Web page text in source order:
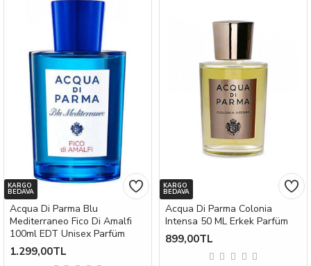
KARGO
BEDAVA
Acqua Di Parma Blu
Mediterraneo Fico Di Amalfi
100ml EDT Unisex Parfüm
1.299,00TL
KARGO
BEDAVA
Acqua Di Parma Colonia
Intensa 50 ML Erkek Parfüm
899,00TL